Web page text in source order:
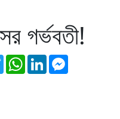
গর্ভবতী!
TwitterWhatsApp
LinkedInMessenger